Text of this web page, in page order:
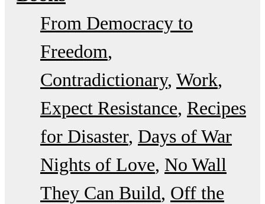
From Democracy to
Freedom
Contradictionary Work
Expect Resistance Recipes
for Disaster Days of War
Nights of Love No Wall
They Can Build Off the